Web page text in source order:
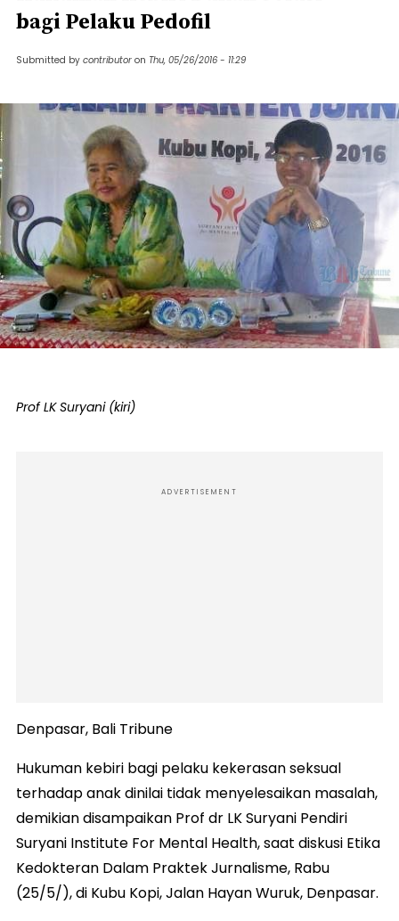
bagi Pelaku Pedofil
Submitted by contributor on Thu, 05/26/2016 - 11:29
Prof LK Suryani (kiri)
ADVERTISEMENT
Denpasar, Bali Tribune
Hukuman kebiri bagi pelaku kekerasan seksual
terhadap anak dinilai tidak menyelesaikan masalah,
demikian disampaikan Prof dr LK Suryani Pendiri
Suryani Institute For Mental Health, saat diskusi Etika
Kedokteran Dalam Praktek Jurnalisme, Rabu
(25/5/), di Kubu Kopi, Jalan Hayan Wuruk, Denpasar.